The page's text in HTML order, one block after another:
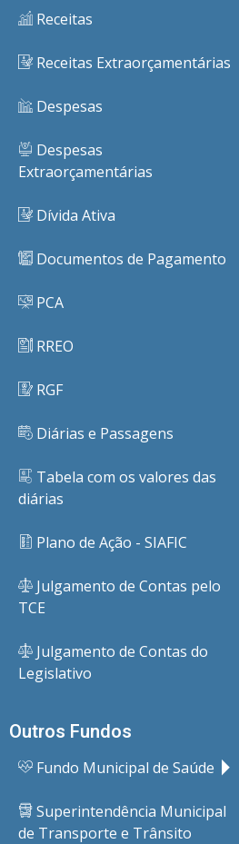
Receitas
Receitas Extraorçamentárias
Despesas
Despesas
Extraorçamentárias
Dívida Ativa
Documentos de Pagamento
PCA
RREO
RGF
Diárias e Passagens
Tabela com os valores das
diárias
Plano de Ação - SIAFIC
Julgamento de Contas pelo
TCE
Julgamento de Contas do
Legislativo
Outros Fundos
Fundo Municipal de Saúde
Superintendência Municipal
de Transporte e Trânsito